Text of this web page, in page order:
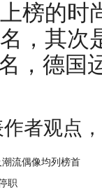
的时
，其次
，德国
观点，
流偶像均列榜首
职